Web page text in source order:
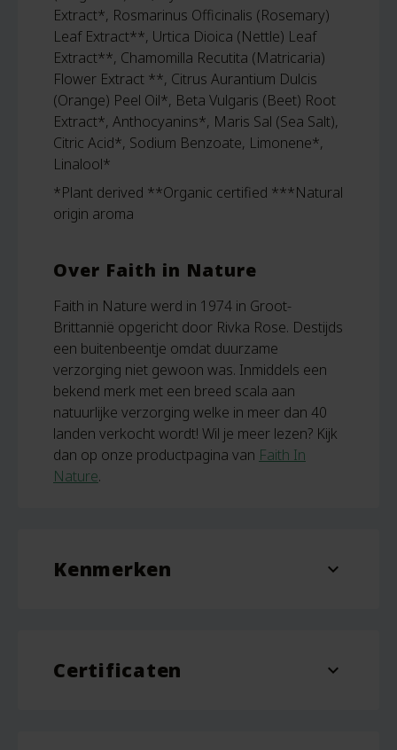
Extract*, Rosmarinus Officinalis (Rosemary)
Leaf Extract**, Urtica Dioica (Nettle) Leaf
Extract**, Chamomilla Recutita (Matricaria)
Flower Extract **, Citrus Aurantium Dulcis
(Orange) Peel Oil*, Beta Vulgaris (Beet) Root
Extract*, Anthocyanins*, Maris Sal (Sea Salt),
Citric Acid*, Sodium Benzoate, Limonene*,
Linalool*
*Plant derived **Organic certified ***Natural
origin aroma
Over Faith in Nature
Faith in Nature werd in 1974 in Groot-
Brittannië opgericht door Rivka Rose. Destijds
een buitenbeentje omdat duurzame
verzorging niet gewoon was. Inmiddels een
bekend merk met een breed scala aan
natuurlijke verzorging welke in meer dan 40
landen verkocht wordt! Wil je meer lezen? Kijk
dan op onze productpagina van Faith In
Nature.
Kenmerken expand_more
Certificaten expand_more